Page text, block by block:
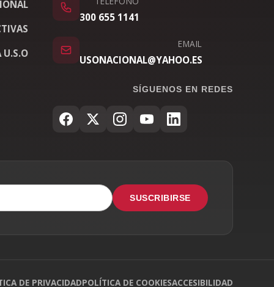
U.S.O
300 655 1141
EMAIL
USONACIONAL@YAHOO.ES
SÍGUENOS EN REDES
SUSCRIBIRSE
DE PRIVACIDADPOLÍTICA DE COOKIESACCESIBILIDAD